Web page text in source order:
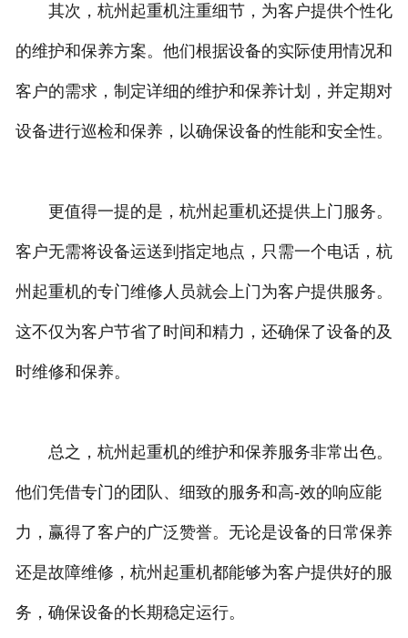
其次，杭州起重机注重细节，为客户提供个性化
的维护和保养方案。他们根据设备的实际使用情况和
客户的需求，制定详细的维护和保养计划，并定期对
设备进行巡检和保养，以确保设备的性能和安全性。
更值得一提的是，杭州起重机还提供上门服务。
客户无需将设备运送到指定地点，只需一个电话，杭
州起重机的专门维修人员就会上门为客户提供服务。
这不仅为客户节省了时间和精力，还确保了设备的及
时维修和保养。
总之，杭州起重机的维护和保养服务非常出色。
他们凭借专门的团队、细致的服务和高-效的响应能
力，赢得了客户的广泛赞誉。无论是设备的日常保养
还是故障维修，杭州起重机都能够为客户提供好的服
务，确保设备的长期稳定运行。